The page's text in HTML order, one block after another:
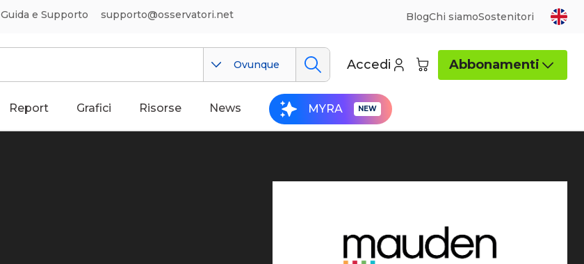
Guida e Supporto supporto@osservatori.net BlogChi siamoSostenitori
Ovunque Accedi Abbonamenti
Report Grafici Risorse News MYRA